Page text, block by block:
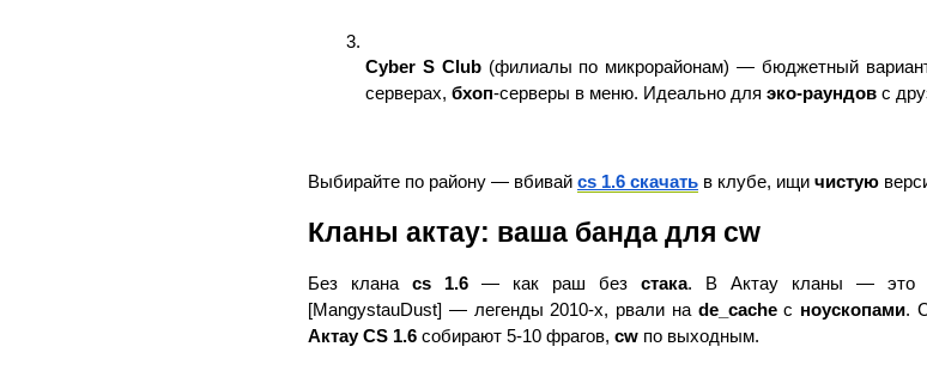
Cyber S Club (филиалы по микрорайонам) — бюджетный
серверах, бхоп-серверы в меню. Идеально для эко-раундов с
Выбирайте по району — вбивай cs 1.6 скачать в клубе, ищи чистую
Кланы актау: ваша банда для cw
Без клана cs 1.6 — как раш без стакa. В Актау кланы — это
[MangystauDust] — легенды 2010-х, рвали на de_cache с ноускопами.
Актау CS 1.6 собирают 5-10 фрагов, cw по выходным.